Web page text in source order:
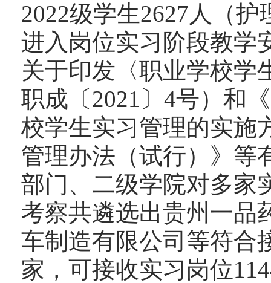
2022级学生2627人（护
进入岗位实习阶段教学
关于印发〈职业学校学
职成〔2021〕4号）和
校学生实习管理的实施
管理办法（试行）》等
部门、二级学院对多家
考察共遴选出贵州一品
车制造有限公司等符合
家，可接收实习岗位